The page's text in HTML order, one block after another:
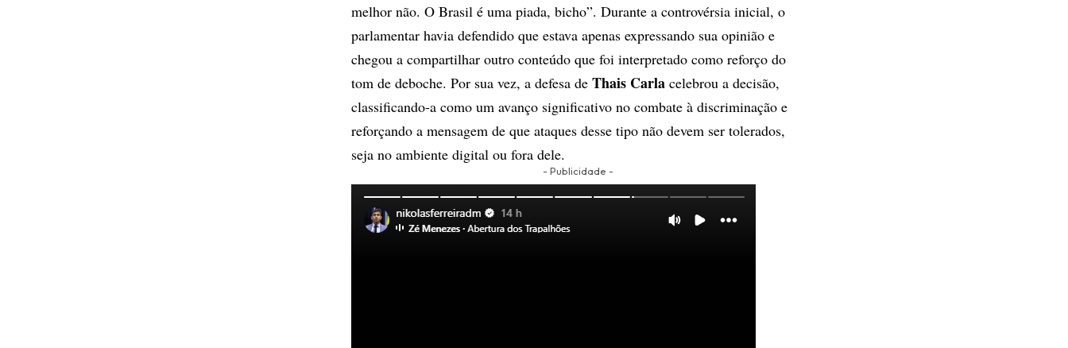
melhor não. O Brasil é uma piada, bicho”. Durante a controvérsia inicial, o
parlamentar havia defendido que estava apenas expressando sua opinião e
chegou a compartilhar outro conteúdo que foi interpretado como reforço do
tom de deboche. Por sua vez, a defesa de Thais Carla celebrou a decisão,
classificando-a como um avanço significativo no combate à discriminação e
reforçando a mensagem de que ataques desse tipo não devem ser tolerados,
seja no ambiente digital ou fora dele.
- Publicidade -